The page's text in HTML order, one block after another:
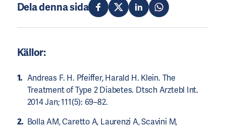
Dela denna sida
Källor:
Andreas F. H. Pfeiffer, Harald H. Klein. The
Treatment of Type 2 Diabetes. Dtsch Arztebl Int.
2014 Jan; 111(5): 69–82.
Bolla AM, Caretto A, Laurenzi A, Scavini M,